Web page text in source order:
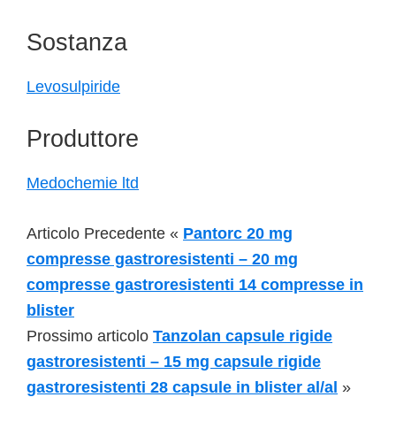
Sostanza
Levosulpiride
Produttore
Medochemie ltd
Articolo Precedente « Pantorc 20 mg
compresse gastroresistenti – 20 mg
compresse gastroresistenti 14 compresse in
blister
Prossimo articolo Tanzolan capsule rigide
gastroresistenti – 15 mg capsule rigide
gastroresistenti 28 capsule in blister al/al »